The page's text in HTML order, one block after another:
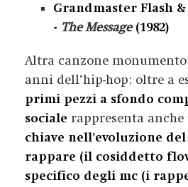
Grandmaster Flash
- The Message(1982)
Altra canzone
anni dell’hip-hop: oltre a
primi pezzi a sfondo
sociale rappresenta anche
chiave nell’evoluzione
rappare (il cosiddetto
specifico degli mc (i